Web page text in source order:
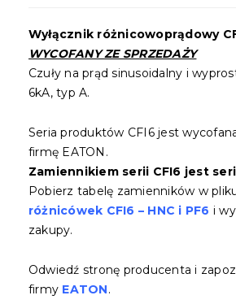
Wyłącznik różnicowoprądowy
WYCOFANY ZE SPRZEDAŻY
Czuły na prąd sinusoidalny i
6kA, typ A.
Seria produktów CFI6 jest
firmę EATON.
Zamiennikiem serii CFI6 jest
Pobierz tabelę zamienników w
różnicówek CFI6 – HNC i PF6 i
zakupy.
Odwiedź stronę producenta i
firmy EATON.